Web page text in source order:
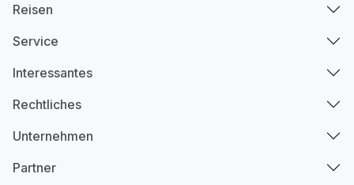
Reisen
Service
Interessantes
Rechtliches
Unternehmen
Partner